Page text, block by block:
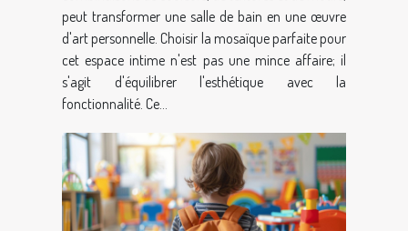
peut transformer une salle de bain en une œuvre
d'art personnelle. Choisir la mosaïque parfaite pour
cet espace intime n'est pas une mince affaire; il
s'agit d'équilibrer l'esthétique avec la
fonctionnalité. Ce...